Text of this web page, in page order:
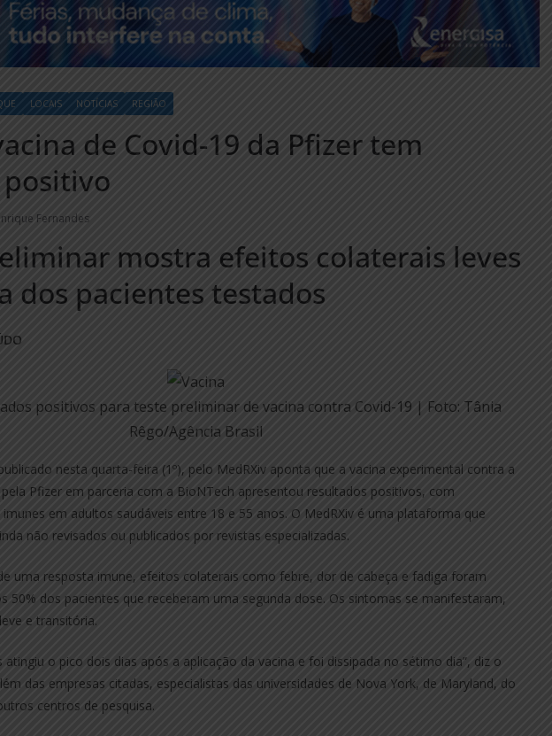
LOCAIS NOTÍCIAS REGIÃO
de Covid-19 da Pfizer tem
Fernandes
mostra efeitos colaterais leves
dos pacientes testados
positivos para teste preliminar de vacina contra Covid-19 | Foto: Tânia
Rêgo/Agência Brasil
nesta quarta-feira (1º), pelo MedRXiv aponta que a vacina experimental contra a
Pfizer em parceria com a BioNTech apresentou resultados positivos, com
em adultos saudáveis entre 18 e 55 anos. O MedRXiv é uma plataforma que
não revisados ou publicados por revistas especializadas.
uma resposta imune, efeitos colaterais como febre, dor de cabeça e fadiga foram
50% dos pacientes que receberam uma segunda dose. Os sintomas se manifestaram,
e transitória.
atingiu o pico dois dias após a aplicação da vacina e foi dissipada no sétimo dia”, diz o
das empresas citadas, especialistas das universidades de Nova York, de Maryland, do
centros de pesquisa.